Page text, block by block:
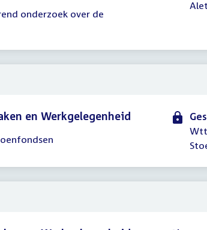
onderzoek over de
en Werkgelegenheid